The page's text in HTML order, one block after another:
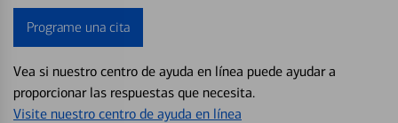
Programe una cita
Vea si nuestro centro de ayuda en línea puede ayudar a
proporcionar las respuestas que necesita.
Visite nuestro centro de ayuda en línea